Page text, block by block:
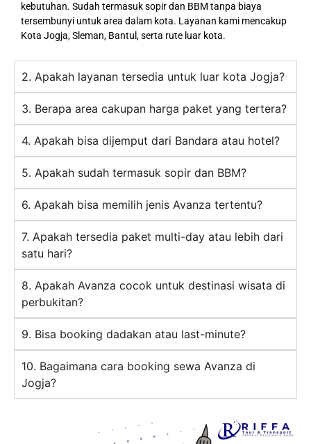
kebutuhan. Sudah termasuk sopir dan BBM tanpa biaya
tersembunyi untuk area dalam kota. Layanan kami mencakup
Kota Jogja, Sleman, Bantul, serta rute luar kota.
2. Apakah layanan tersedia untuk luar kota Jogja?
3. Berapa area cakupan harga paket yang tertera?
4. Apakah bisa dijemput dari Bandara atau hotel?
5. Apakah sudah termasuk sopir dan BBM?
6. Apakah bisa memilih jenis Avanza tertentu?
7. Apakah tersedia paket multi-day atau lebih dari
satu hari?
8. Apakah Avanza cocok untuk destinasi wisata di
perbukitan?
9. Bisa booking dadakan atau last-minute?
10. Bagaimana cara booking sewa Avanza di
Jogja?